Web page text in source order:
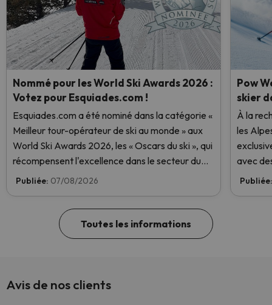
Nommé pour les World Ski Awards 2026 :
Votez pour Esquiades.com !
Esquiades.com a été nominé dans la catégorie «
Meilleur tour-opérateur de ski au monde » aux
World Ski Awards 2026, les « Oscars du ski », qui
récompensent l'excellence dans le secteur du
ski. Votez dès maintenant et aidez-nous à
Publiée: 07/08/2026
Pow
skier
À la
les
avec
Toutes les informations
Avis de nos clients